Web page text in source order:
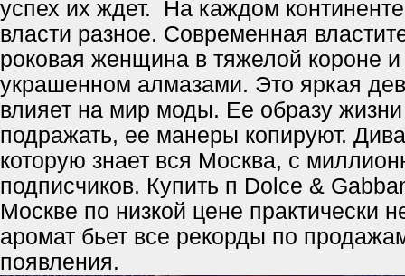
успех их ждет. На каждом
власти разное. Современная
роковая женщина в тяжелой короне и
украшенном алмазами. Это яркая
влияет на мир моды. Ее образу
подражать, ее манеры копируют.
которую знает вся Москва, с
подписчиков. Купить п Dolce &
Москве по низкой цене практически
аромат бьет все рекорды по
появления.